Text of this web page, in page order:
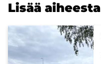
Lisää ai­hees­ta